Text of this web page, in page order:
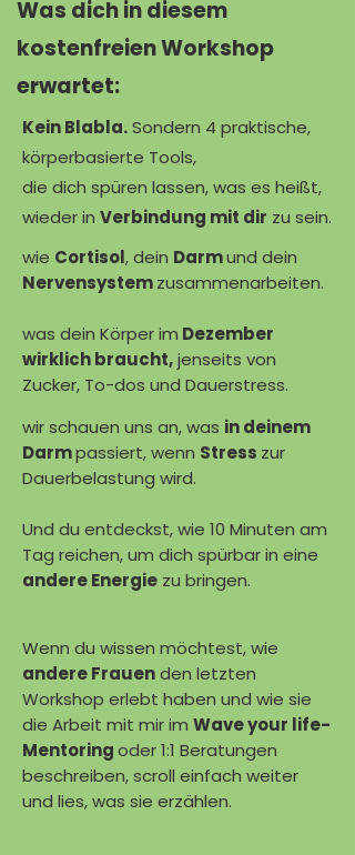
Was dich in diesem
kostenfreien Workshop
erwartet:
Kein Blabla.Sondern 4 praktische,
körperbasierte Tools,
die dich spüren lassen, was es heißt,
wieder in Verbindung mit dir zu sein.
wie Cortisol, dein Darmund dein
Nervensystemzusammenarbeiten.
was dein Körper im Dezember
wirklich braucht,jenseits von
Zucker, To-dos und Dauerstress.
wir schauen uns an, was in deinem
Darmpassiert, wenn Stress zur
Dauerbelastung wird.
Und du entdeckst, wie 10 Minuten am
Tag reichen, um dich spürbar in eine
andere Energie zu bringen.
Wenn du wissen möchtest, wie
andere Frauenden letzten
Workshop erlebt haben und wie sie
die Arbeit mit mir im Wave your life-
Mentoringoder 1:1 Beratungen
beschreiben, scroll einfach weiter
und lies, was sie erzählen.